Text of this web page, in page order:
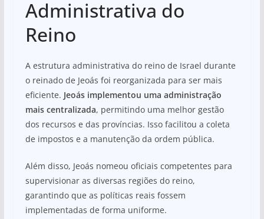
Administrativa do
Reino
A estrutura administrativa do reino de Israel durante
o reinado de Jeoás foi reorganizada para ser mais
eficiente. Jeoás implementou uma administração
mais centralizada, permitindo uma melhor gestão
dos recursos e das províncias. Isso facilitou a coleta
de impostos e a manutenção da ordem pública.
Além disso, Jeoás nomeou oficiais competentes para
supervisionar as diversas regiões do reino,
garantindo que as políticas reais fossem
implementadas de forma uniforme.